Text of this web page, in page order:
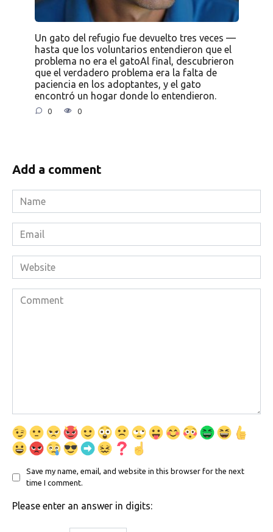
Un gato del refugio fue devuelto tres veces —
hasta que los voluntarios entendieron que el
problema no era el gatoAl final, descubrieron
que el verdadero problema era la falta de
paciencia en los adoptantes, y el gato
encontró un hogar donde lo entendieron.
0 0
Add a comment
Name
*
Email
*
Website
Comment
Save my name, email, and website in this browser for the next
time I comment.
Please enter an answer in digits: